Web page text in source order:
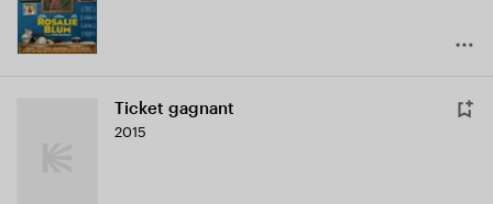
Ticket gagnant
2015